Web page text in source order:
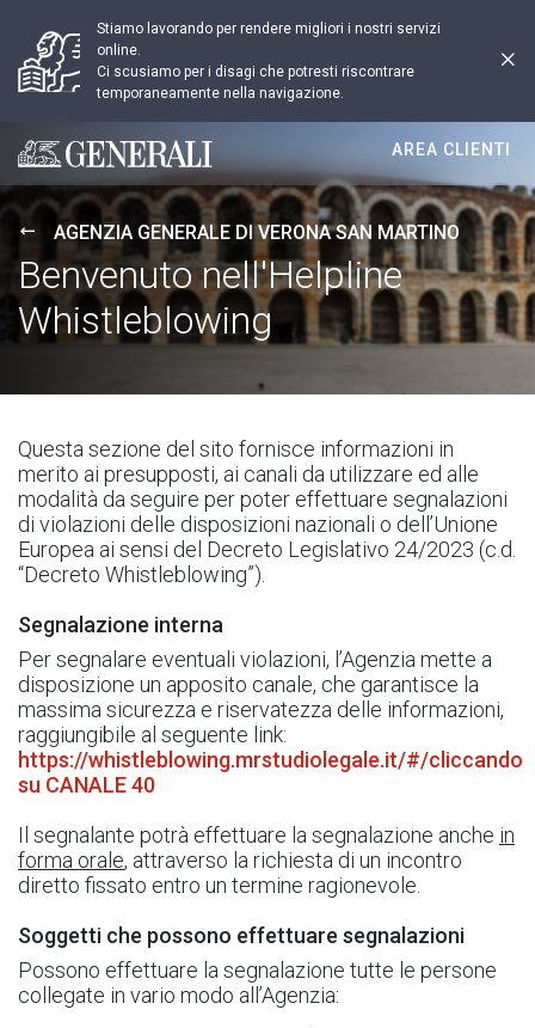
Stiamo lavorando per rendere migliori i nostri servizi
online.
Ci scusiamo per i disagi che potresti riscontrare
temporaneamente nella navigazione.
Generali logo
AREA CLIENTI
AGENZIA GENERALE DI VERONA SAN MARTINO
Benvenuto nell'Helpline
Whistleblowing
Questa sezione del sito fornisce informazioni in
merito ai presupposti, ai canali da utilizzare ed alle
modalità da seguire per poter effettuare segnalazioni
di violazioni delle disposizioni nazionali o dell’Unione
Europea ai sensi del Decreto Legislativo 24/2023 (c.d.
“Decreto Whistleblowing”).
Segnalazione interna
Per segnalare eventuali violazioni, l’Agenzia mette a
disposizione un apposito canale, che garantisce la
massima sicurezza e riservatezza delle informazioni,
raggiungibile al seguente link:
https://whistleblowing.mrstudiolegale.it/#/cliccando
su CANALE 40
Il segnalante potrà effettuare la segnalazione anche in
forma orale, attraverso la richiesta di un incontro
diretto fissato entro un termine ragionevole.
Soggetti che possono effettuare segnalazioni
Possono effettuare la segnalazione tutte le persone
collegate in vario modo all’Agenzia: